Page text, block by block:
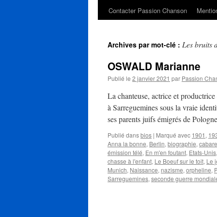
Contacter Passion Chanson
Archives par mot-clé : Les bruits
OSWALD Marianne
Publié le 2 janvier 2021 par Passion
La chanteuse, actrice et
à Sarreguemines sous la vraie
ses parents juifs émigrés de
Publié dansbios | Marqué avec 1901 ,
Anna la bonne, Berlin, biographie,
émission télé, En m'en foutant, Etats-Unis,
chasse à l'enfant, Le Boeuf sur le toit, Le
Munich, Naissance, nazisme, orpheline,
Sarreguemines, seconde guerre